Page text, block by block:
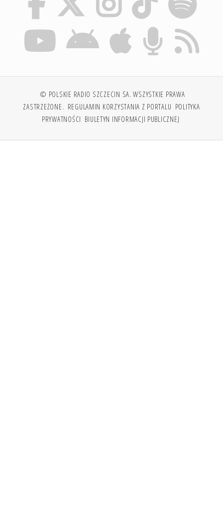
© POLSKIE RADIO SZCZECIN SA. WSZYSTKIE PRAWA
ZASTRZEŻONE. REGULAMIN KORZYSTANIA Z PORTALU POLITYKA
PRYWATNOŚCI BIULETYN INFORMACJI PUBLICZNEJ